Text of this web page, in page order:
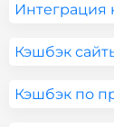
Интеграция
Кэшбэк
Кэшбэк по